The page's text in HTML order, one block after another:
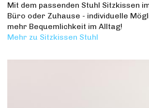
Mit dem passenden Stuhl Sitzkissen
Büro oder Zuhause - individuelle
mehr Bequemlichkeit im Alltag!
Mehr zu Sitzkissen Stuhl